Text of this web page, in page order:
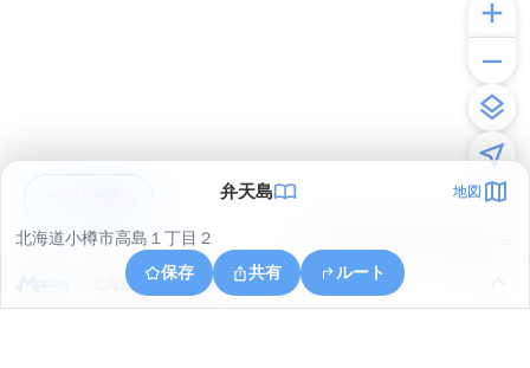
弁天島 地図
北海道小樽市高島１丁目２
保存
共有 ルート
北海道小樽市港町８